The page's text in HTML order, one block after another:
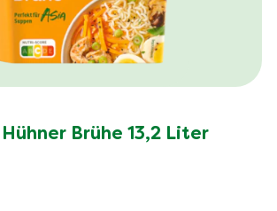
Brühe 13,2 Liter